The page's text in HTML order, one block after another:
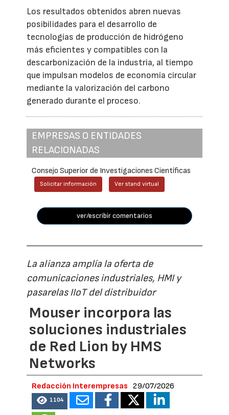
Los resultados obtenidos abren nuevas
posibilidades para el desarrollo de
tecnologías de producción de hidrógeno
más eficientes y compatibles con la
descarbonización de la industria, al tiempo
que impulsan modelos de economía circular
mediante la valorización del carbono
generado durante el proceso.
EMPRESAS O ENTIDADES
RELACIONADAS
Consejo Superior de Investigaciones Científicas
Solicitar información Ver stand virtual
ver/escribir comentarios
La alianza amplía la oferta de
comunicaciones industriales, HMI y
pasarelas IIoT del distribuidor
Mouser incorpora las
soluciones industriales
de Red Lion by HMS
Networks
Redacción Interempresas 29/07/2026
1104